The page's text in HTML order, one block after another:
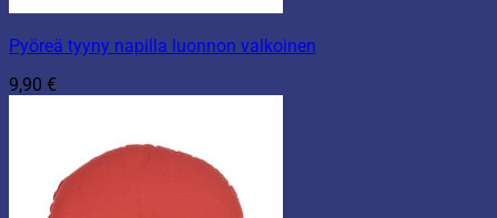
Pyöreä tyyny napilla luonnon valkoinen
9,90 €